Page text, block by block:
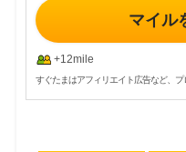
マイル
+12mile
すぐたまはアフィリエイト広告など、